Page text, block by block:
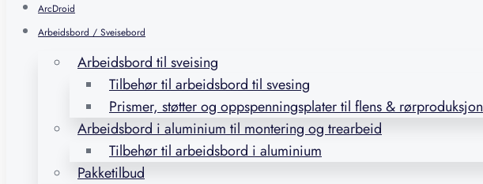
ArcDroid
Arbeidsbord / Sveisebord
Arbeidsbord til sveising
Tilbehør til arbeidsbord til svesing
Prismer, støtter og oppspenningsplater til flens & rørproduksjon
Arbeidsbord i aluminium til montering og trearbeid
Tilbehør til arbeidsbord i aluminium
Pakketilbud